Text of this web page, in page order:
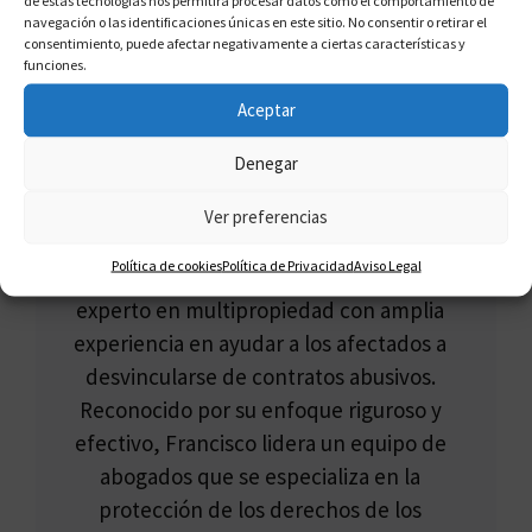
navegación o las identificaciones únicas en este sitio. No consentir o retirar el
consentimiento, puede afectar negativamente a ciertas características y
funciones.
Aceptar
Denegar
Ver preferencias
Política de cookiesPolítica de PrivacidadAviso Legal
"Defensor del Multipropietario", es un
experto en multipropiedad con amplia
experiencia en ayudar a los afectados a
desvincularse de contratos abusivos.
Reconocido por su enfoque riguroso y
efectivo, Francisco lidera un equipo de
abogados que se especializa en la
protección de los derechos de los